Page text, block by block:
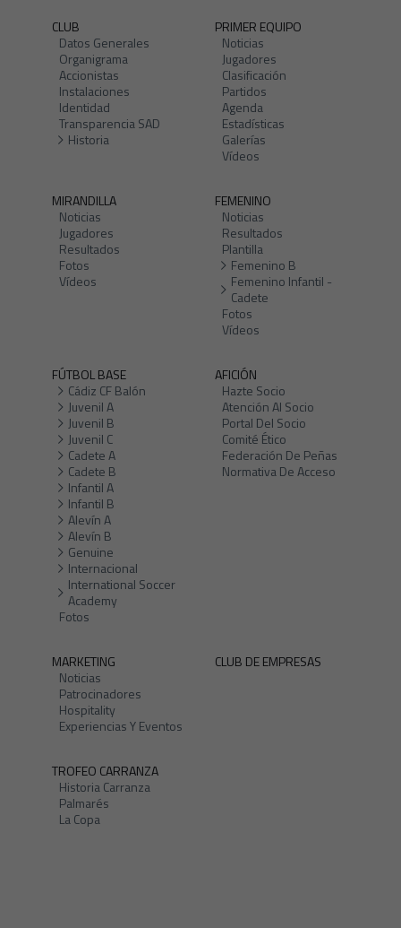
CLUB
Datos Generales
Organigrama
Accionistas
Instalaciones
Identidad
Transparencia SAD
Historia
PRIMER EQUIPO
Noticias
Jugadores
Clasificación
Partidos
Agenda
Estadísticas
Galerías
Vídeos
MIRANDILLA
Noticias
Jugadores
Resultados
Fotos
Vídeos
FEMENINO
Noticias
Resultados
Plantilla
Femenino B
Femenino Infantil -
Cadete
Fotos
Vídeos
FÚTBOL BASE
Cádiz CF Balón
Juvenil A
Juvenil B
Juvenil C
Cadete A
Cadete B
Infantil A
Infantil B
Alevín A
Alevín B
Genuine
Internacional
International Soccer
Academy
Fotos
AFICIÓN
Hazte Socio
Atención Al Socio
Portal Del Socio
Comité Ético
Federación De Peñas
Normativa De Acceso
MARKETING
Noticias
Patrocinadores
Hospitality
Experiencias Y Eventos
CLUB DE EMPRESAS
TROFEO CARRANZA
Historia Carranza
Palmarés
La Copa